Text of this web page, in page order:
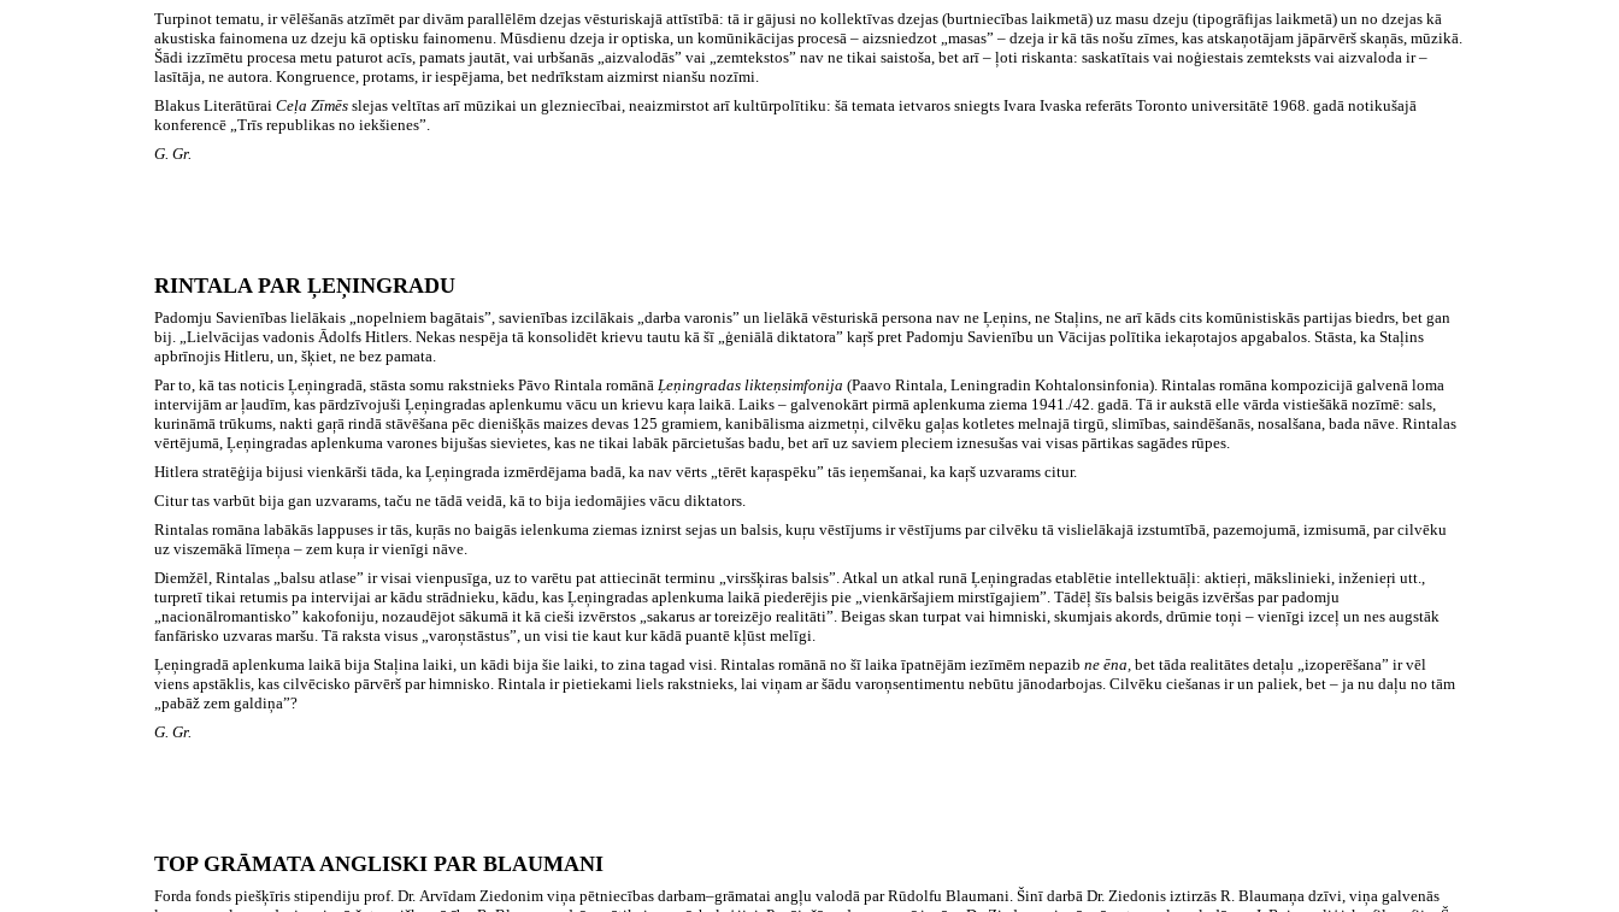
Turpinot tematu, ir vēlēšanās atzīmēt par divām parallēlēm dzejas vēsturiskajā attīstībā: tā ir gājusi no kollektīvas dzejas (burtniecības laikmetā) uz masu dzeju (tipogrāfijas laikmetā) un no dzejas kā
akustiska fainomena uz dzeju kā optisku fainomenu. Mūsdienu dzeja ir optiska, un komūnikācijas procesā – aizsniedzot „masas” – dzeja ir kā tās nošu zīmes, kas atskaņotājam jāpārvērš skaņās, mūzikā.
Šādi izzīmētu procesa metu paturot acīs, pamats jautāt, vai urbšanās „aizvalodās” vai „zemtekstos” nav ne tikai saistoša, bet arī – ļoti riskanta: saskatītais vai noģiestais zemteksts vai aizvaloda ir –
lasītāja, ne autora. Kongruence, protams, ir iespējama, bet nedrīkstam aizmirst nianšu nozīmi.
Blakus LiterātūraiCeļa Zīmēsslejas veltītas arī mūzikai un glezniecībai, neaizmirstot arī kultūrpolītiku: šā temata ietvaros sniegts Ivara Ivaska referātsTorontouniversitātē 1968.gadā notikušajā
konferencē „Trīs republikas no iekšienes”.
G. Gr.
RINTALAPAR ĻEŅINGRADU
Padomju Savienības lielākais „nopelniem bagātais”, savienības izcilākais „darba varonis” un lielākā vēsturiskā persona nav ne Ļeņins, ne Staļins, ne arī kāds cits komūnistiskās partijas biedrs, bet gan
bij. „Lielvācijas vadonis Ādolfs Hitlers. Nekas nespēja tā konsolidēt krievu tautu kā šī „ģeniālā diktatora” kaŗš pret Padomju Savienību un Vācijas polītika iekaŗotajos apgabalos. Stāsta, ka Staļins
apbrīnojis Hitleru, un, šķiet, ne bez pamata.
Par to, kā tas noticis Ļeņingradā, stāsta somu rakstnieks Pāvo Rintala romānāĻeņingradas likteņsimfonija(Paavo Rintala, Leningradin Kohtalonsinfonia). Rintalas romāna kompozicijā galvenā loma
intervijām ar ļaudīm, kas pārdzīvojuši Ļeņingradas aplenkumu vācu un krievu kaŗa laikā. Laiks – galvenokārt pirmā aplenkuma ziema 1941./42. gadā. Tā ir aukstā elle vārda vistiešākā nozīmē: sals,
kurināmā trūkums, nakti gaŗā rindā stāvēšana pēc dienišķās maizes devas 125gramiem, kanibālisma aizmetņi, cilvēku gaļas kotletes melnajā tirgū, slimības, saindēšanās, nosalšana, bada nāve. Rintalas
vērtējumā, Ļeņingradas aplenkuma varones bijušas sievietes, kas ne tikai labāk pārcietušas badu, bet arī uz saviem pleciem iznesušas vai visas pārtikas sagādes rūpes.
Hitlera stratēģija bijusi vienkārši tāda, ka Ļeņingrada izmērdējama badā, ka nav vērts „tērēt kaŗaspēku” tās ieņemšanai, ka kaŗš uzvarams citur.
Citur tas varbūt bija gan uzvarams, taču ne tādā veidā, kā to bija iedomājies vācu diktators.
Rintalas romāna labākās lappuses ir tās, kuŗās no baigās ielenkuma ziemas iznirst sejas un balsis, kuŗu vēstījums ir vēstījums par cilvēku tā vislielākajā izstumtībā, pazemojumā, izmisumā, par cilvēku
uz viszemākā līmeņa – zem kuŗa ir vienīgi nāve.
Diemžēl, Rintalas „balsu atlase” ir visai vienpusīga, uz to varētu pat attiecināt terminu „virsšķiras balsis”. Atkal un atkal runā Ļeņingradas etablētie intellektuāļi: aktieŗi, mākslinieki, inženieŗi utt.,
turpretī tikai retumis pa intervijai ar kādu strādnieku, kādu, kas Ļeņingradas aplenkuma laikā piederējis pie „vienkāršajiem mirstīgajiem”. Tādēļ šīs balsis beigās izvēršas par padomju
„nacionālromantisko” kakofoniju, nozaudējot sākumā it kā cieši izvērstos „sakarus ar toreizējo realitāti”. Beigas skan turpat vai himniski, skumjais akords, drūmie toņi – vienīgi izceļ un nes augstāk
fanfārisko uzvaras maršu. Tā raksta visus „varoņstāstus”, un visi tie kaut kur kādā puantē kļūst melīgi.
Ļeņingradā aplenkuma laikā bija Staļina laiki, un kādi bija šie laiki, to zina tagad visi. Rintalas romānā no šī laika īpatnējām iezīmēm nepazibne ēna,bet tāda realitātes detaļu „izoperēšana” ir vēl
viens apstāklis, kas cilvēcisko pārvērš par himnisko. Rintala ir pietiekami liels rakstnieks, lai viņam ar šādu varoņsentimentu nebūtu jānodarbojas. Cilvēku ciešanas ir un paliek, bet – ja nu daļu no tām
„pabāž zem galdiņa”?
G. Gr.
TOP GRĀMATA ANGLISKI PAR BLAUMANI
Forda fonds piešķīris stipendijuprof. Dr.Arvīdam Ziedonim viņa pētniecības darbam–grāmatai angļu valodā par Rūdolfu Blaumani. Šinī darbā Dr. Ziedonis iztirzās R. Blaumaņa dzīvi, viņa galvenās